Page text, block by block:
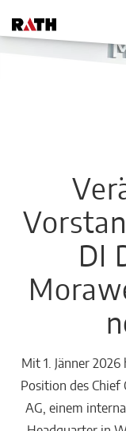
DI
Mit 1. Jänner
Position des Chief
AG, einem